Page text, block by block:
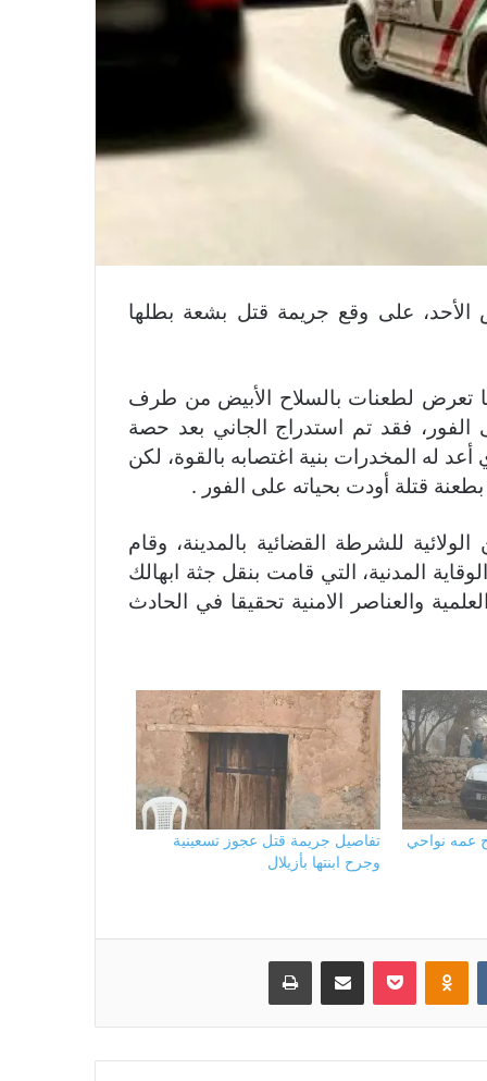
الأحد، على وقع جريمة قتل بشعة بطلها
لطعنات بالسلاح الأبيض من طرف
أردته قتيلا على الفور، فقد تم استدراج الجاني بعد حصة
له المخدرات بنية اغتصابه بالقوة، لكن
قتلة أودت بحياته على الفور .
للشرطة القضائية بالمدينة، وقام
المدنية، التي قامت بنقل جثة ابهالك
والعناصر الامنية تحقيقا في الحادث
عمه نواحي
تفاصيل جريمة قتل عجوز تسعينية
وجرح ابنتها بأزيلال
Odnoklassniki
بوكيت مشاركة عبر البريد طباعة